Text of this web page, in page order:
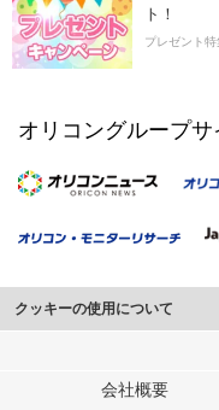
ト！
プレゼント特
オリコングループサ
クッキーの使用について
このサイトでは Cookie を使
行っています。会社概要